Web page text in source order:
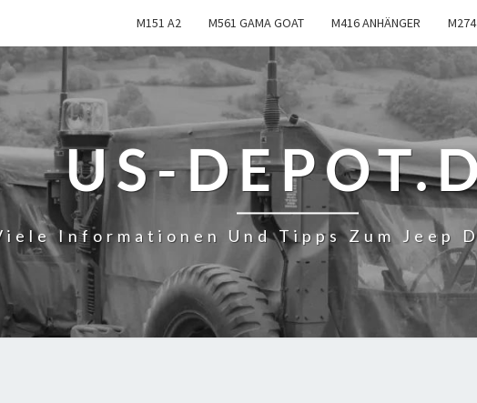
M151 A2 M561 GAMA GOAT M416 ANHÄNGER
US-
Informationen Und Tipps Zum Jeep